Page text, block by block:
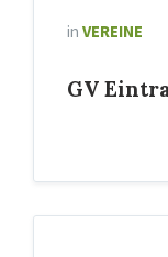
in VEREINE
GV